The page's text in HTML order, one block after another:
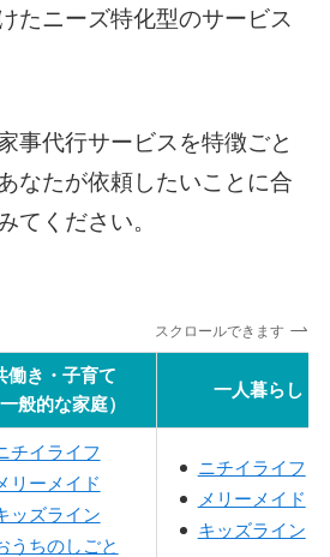
たニーズ特化型のサービス
事代行サービスを特徴ごと
なたが依頼したいことに合
てください。
スクロールできます
働き・子育て
一般的な家庭）
一人暮らし
チイライフ
リーメイド
ッズライン
うちのしごと
ニチイライフ
メリーメイド
キッズライン